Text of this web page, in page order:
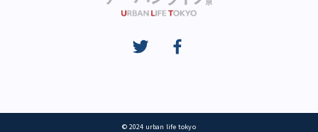
© 2024 urban life tokyo